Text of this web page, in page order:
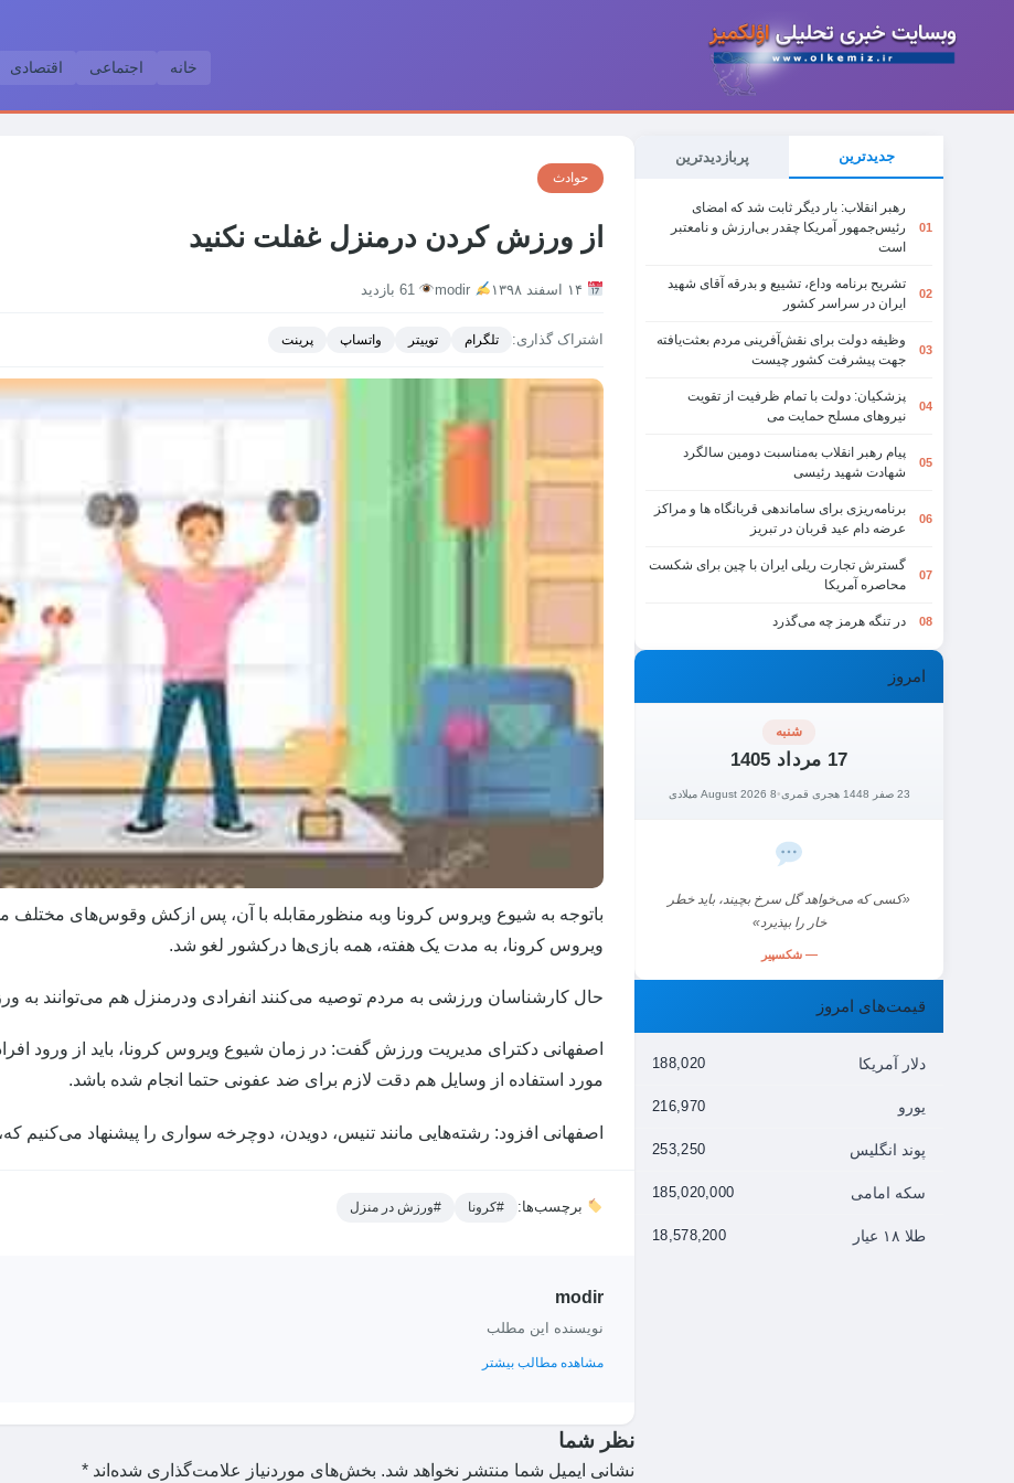
خانه اجتماعی اقتصادی
جدیدترین پربازدیدترین
01
رهبر انقلاب: بار دیگر ثابت شد که امضای
رئیس‌جمهور آمریکا چقدر بی‌ارزش و نامعتبر
است
02
تشریح برنامه وداع، تشییع و بدرقه آقای شهید
ایران در سراسر کشور
03
وظیفه دولت برای نقش‌آفرینی مردم بعثت‌یافته
جهت پیشرفت کشور چیست
04
پزشکیان: دولت با تمام ظرفیت از تقویت
نیروهای مسلح حمایت می
05
پیام رهبر انقلاب به‌مناسبت دومین سالگرد
شهادت شهید رئیسی
06
برنامه‌ریزی برای ساماندهی قربانگاه ها و مراکز
عرضه دام عید قربان در تبریز
07
گسترش تجارت ریلی ایران با چین برای شکست
محاصره آمریکا
08 در تنگه هرمز چه می‌گذرد
امروز
شنبه
17 مرداد 1405
23 صفر 1448 هجری قمری •8 August 2026 میلادی
«کسی که می‌خواهد گل سرخ بچیند، باید خطر
خار را بپذیرد»
— شکسپیر
قیمت‌های امروز
دلار آمریکا 188,020
یورو 216,970
پوند انگلیس 253,250
سکه امامی 185,020,000
طلا ۱۸ عیار 18,578,200
حوادث
از ورزش کردن درمنزل غفلت نکنید
61 بازدید
اشتراک گذاری: تلگرام توییتر واتساپ پرینت
باتوجه به شیوع ویروس کرونا وبه منظورمقابله با آن، پس ازکش وقوس‌های مختلف
ویروس کرونا، به مدت یک هفته، همه بازی‌ها درکشور لغو شد.
حال کارشناسان ورزشی به مردم توصیه می‌کنند انفرادی ودرمنزل هم می‌توانند به
اصفهانی دکترای مدیریت ورزش گفت: در زمان شیوع ویروس کرونا، باید از ورود
مورد استفاده از وسایل هم دقت لازم برای ضد عفونی حتما انجام شده باشد.
اصفهانی افزود: رشته‌هایی مانند تنیس، دویدن، دوچرخه سواری را پیشنهاد می‌کنیم
برچسب‌ها: #کرونا #ورزش در منزل
modir
نویسنده این مطلب
مشاهده مطالب بیشتر
نظر شما
نشانی ایمیل شما منتشر نخواهد شد. بخش‌های موردنیاز علامت‌گذاری شده‌اند *